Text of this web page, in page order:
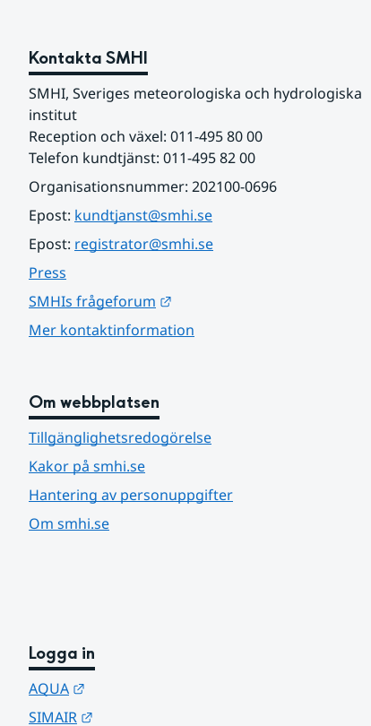
Kontakta SMHI
SMHI, Sveriges meteorologiska och hydrologiska
institut
Reception och växel: 011-495 80 00
Telefon kundtjänst: 011-495 82 00
Organisationsnummer: 202100-0696
Epost: kundtjanst@smhi.se
Epost: registrator@smhi.se
Press
SMHIs frågeforum
Mer kontaktinformation
Om webbplatsen
Tillgänglighetsredogörelse
Kakor på smhi.se
Hantering av personuppgifter
Om smhi.se
Logga in
AQUA
SIMAIR